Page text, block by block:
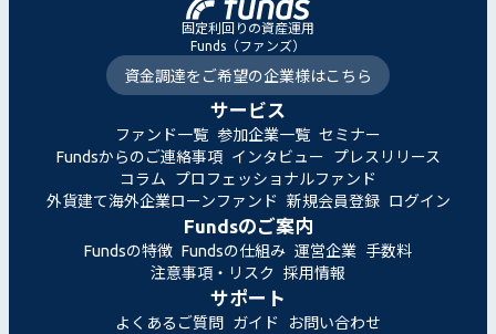
固定利回りの資産運用
Funds（ファンズ）
資金調達をご希望の企業様はこちら
サービス
ファンド一覧 参加企業一覧 セミナー
Fundsからのご連絡事項 インタビュー
プレスリリース
コラム
プロフェッショナルファンド
外貨建て海外企業ローンファンド 新規会員登録 ログイン
Fundsのご案内
Fundsの特徴 Fundsの仕組み 運営企業 手数料
注意事項・リスク
採用情報
サポート
よくあるご質問 ガイド お問い合わせ